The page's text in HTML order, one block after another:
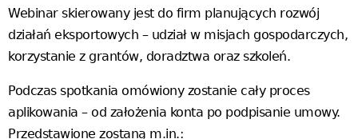
Webinar skierowany jest do firm planujących rozwój
działań eksportowych – udział w misjach gospodarczych,
korzystanie z grantów, doradztwa oraz szkoleń.
Podczas spotkania omówiony zostanie cały proces
aplikowania – od założenia konta po podpisanie umowy.
Przedstawione zostaną m.in.: